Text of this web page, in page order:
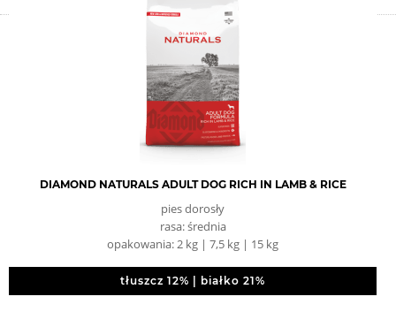
DIAMOND NATURALS ADULT DOG RICH IN LAMB & RICE
pies dorosły
rasa: średnia
opakowania: 2 kg | 7,5 kg | 15 kg
tłuszcz 12% | białko 21%